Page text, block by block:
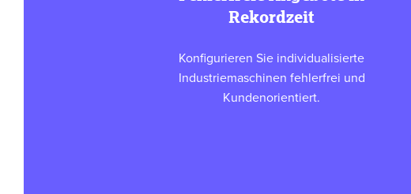
Rekordzeit
Konfigurieren Sie individualisierte
Industriemaschinen fehlerfrei und
Kundenorientiert.